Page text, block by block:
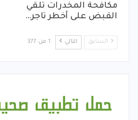
مكافحة المخدرات تلقي
القبض على أخطر تاجر…
السابق التالي 1 من 377